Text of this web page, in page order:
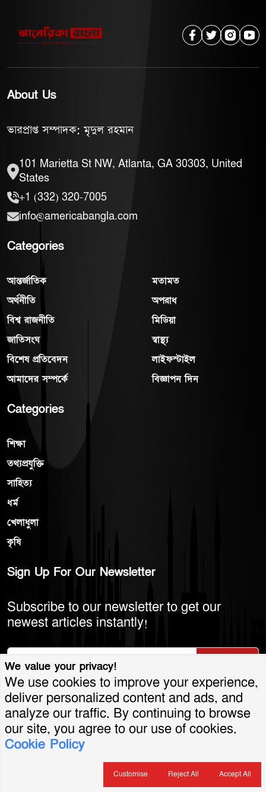
About Us
ভারপ্রাপ্ত সম্পাদক: মৃদুল রহমান
101 Marietta St NW, Atlanta, GA 30303, United
States
+1 (332) 320-7005
info@americabangla.com
Categories
আন্তর্জাতিক
অর্থনীতি
বিশ্ব রাজনীতি
জাতিসংঘ
বিশেষ প্রতিবেদন
আমাদের সম্পর্কে
মতামত
অপরাধ
মিডিয়া
স্বাস্থ্য
লাইফস্টাইল
বিজ্ঞাপন দিন
Categories
শিক্ষা
তথ্যপ্রযুক্তি
সাহিত্য
ধর্ম
খেলাধুলা
কৃষি
Sign Up For Our Newsletter
Subscribe to our newsletter to get our
newest articles instantly!
© 2026 America Bangla LLC. All Rights
Reserved.
We value your privacy!
We use cookies to improve your experience,
deliver personalized content and ads, and
analyze our traffic. By continuing to browse
our site, you agree to our use of cookies.
Cookie Policy
Customise Reject All Accept All